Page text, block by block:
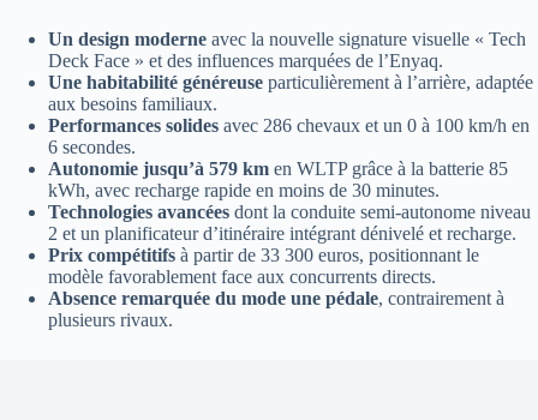
Un design moderne avec la nouvelle signature visuelle « Tech
Deck Face » et des influences marquées de l’Enyaq.
Une habitabilité généreuse particulièrement à l’arrière, adaptée
aux besoins familiaux.
Performances solides avec 286 chevaux et un 0 à 100 km/h en
6 secondes.
Autonomie jusqu’à 579 km en WLTP grâce à la batterie 85
kWh, avec recharge rapide en moins de 30 minutes.
Technologies avancées dont la conduite semi-autonome niveau
2 et un planificateur d’itinéraire intégrant dénivelé et recharge.
Prix compétitifs à partir de 33 300 euros, positionnant le
modèle favorablement face aux concurrents directs.
Absence remarquée du mode une pédale, contrairement à
plusieurs rivaux.